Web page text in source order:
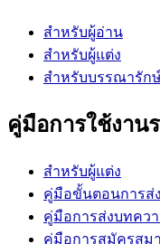
สำหรับผู้อ่าน
สำหรับผู้แต่ง
สำหรับบรรณารักษ์
คู่มือการใช้งาน
สำหรับผู้แต่ง
คู่มือขั้นตอนการส่
คู่มือการส่งบทคว
คู่มือการสมัครสม